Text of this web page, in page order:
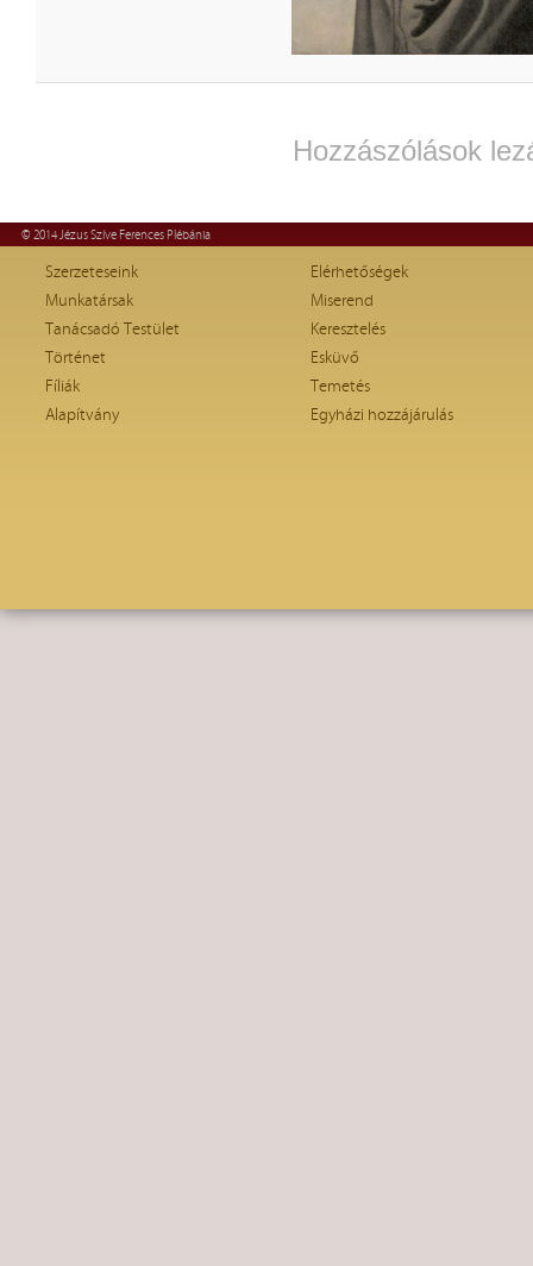
Hozzászólások
© 2014 Jézus Szíve Ferences Plébánia
Szerzeteseink
Munkatársak
Tanácsadó Testület
Történet
Fíliák
Alapítvány
Elérhetőségek
Miserend
Keresztelés
Esküvő
Temetés
Egyházi hozzájárulás